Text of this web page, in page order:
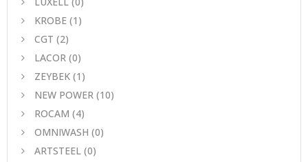
KROBE (1)
CGT (2)
LACOR (0)
ZEYBEK (1)
NEW POWER (10)
ROCAM (4)
OMNIWASH (0)
ARTSTEEL (0)